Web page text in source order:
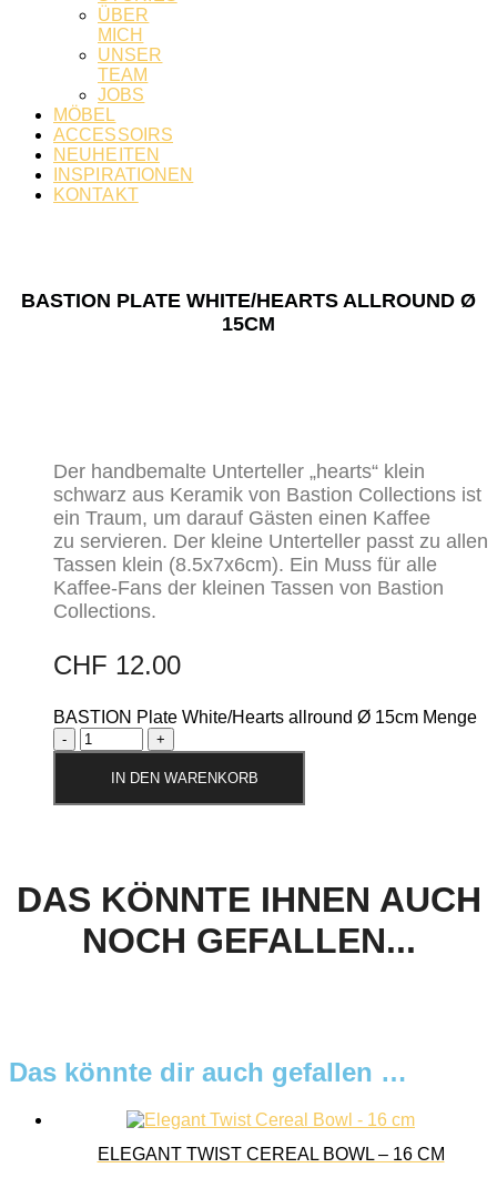
ÜBER
MICH
UNSER
TEAM
JOBS
MÖBEL
ACCESSOIRS
NEUHEITEN
INSPIRATIONEN
KONTAKT
BASTION PLATE WHITE/HEARTS ALLROUND Ø
15CM
Der handbemalte Unterteller „hearts“ klein
schwarz aus Keramik von Bastion Collections ist
ein Traum, um darauf Gästen einen Kaffee
zu servieren. Der kleine Unterteller passt zu allen
Tassen klein (8.5x7x6cm). Ein Muss für alle
Kaffee-Fans der kleinen Tassen von Bastion
Collections.
CHF 12.00
BASTION Plate White/Hearts allround Ø 15cm Menge
IN DEN WARENKORB
DAS KÖNNTE IHNEN AUCH
NOCH GEFALLEN...
Das könnte dir auch gefallen …
ELEGANT TWIST CEREAL BOWL – 16 CM